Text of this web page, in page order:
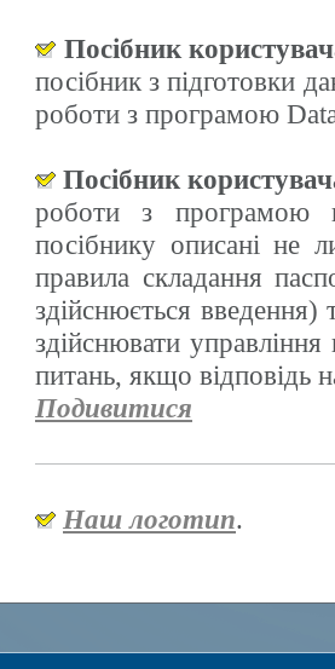
Посібник
посібник з підготовки
роботи з програмою
Посібник
роботи з програмою
посібнику описані не
правила складання
здійснюється
здійснювати
питань, якщо відповідь
Подивитися
Наш логотип.